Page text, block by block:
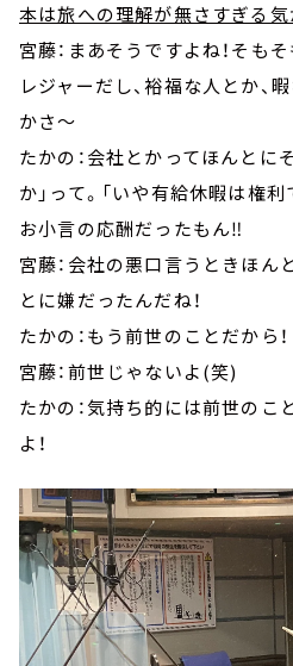
本は旅への理解が無さすぎる
宮藤：まあそうですよね！そも
レジャーだし、裕福な人とか、
かさ～
たかの：会社とかってほんとに
か」って。「いや有給休暇は権
お小言の応酬だったもん‼
宮藤：会社の悪口言うときほん
とに嫌だったんだね！
たかの：もう前世のことだから！
宮藤：前世じゃないよ(笑)
たかの：気持ち的には前世の
よ！